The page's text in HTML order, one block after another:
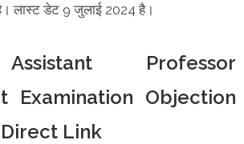
लास्ट डेट 9 जुलाई 2024 है।
Professor
Examination Objection
Link